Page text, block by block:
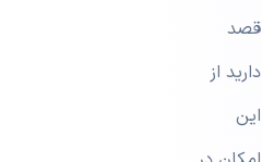
قصد
دارید از
این